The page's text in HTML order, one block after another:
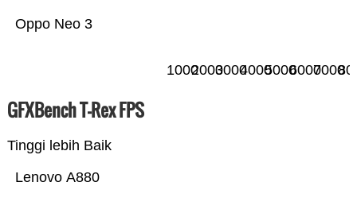
Oppo Neo 3
1000200030004000500060007000
GFXBench T-Rex FPS
Tinggi lebih Baik
Lenovo A880